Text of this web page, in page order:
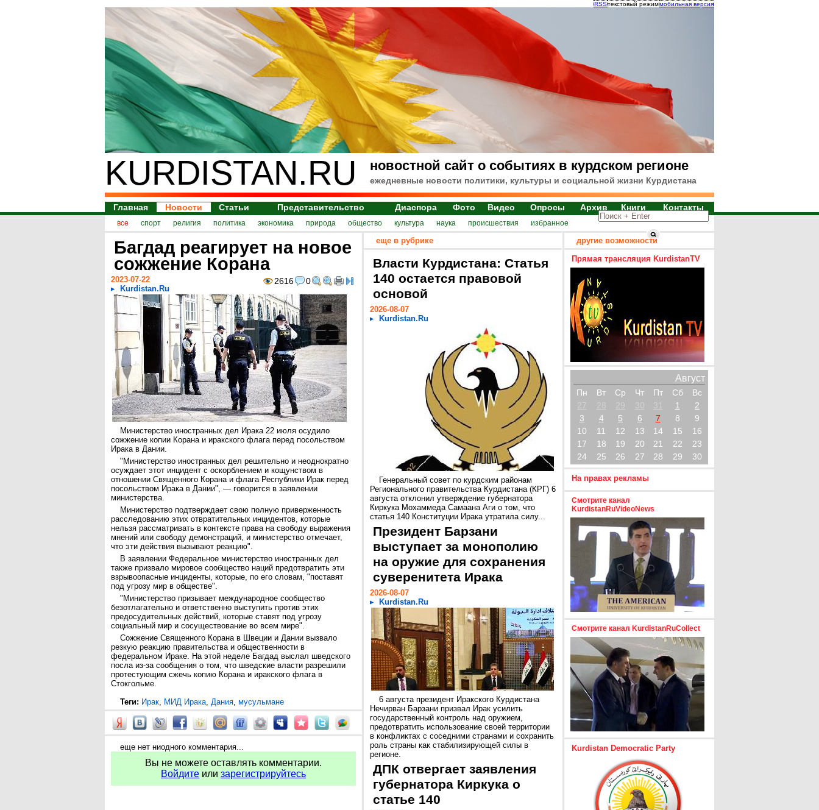
RSSтекстовый режиммобильная версия
KURDISTAN.RU новостной сайт о событиях в курдском регионе
ежедневные новости политики, культуры и социальной жизни Курдистана
Главная Новости Статьи Представительство Диаспора Фото Видео Опросы Архив Книги Контакты
все спорт религия политика экономика природа общество культура наука происшествия избранное
Багдад реагирует на новое
сожжение Корана
2616 0
2023-07-22
Kurdistan.Ru
Министерство иностранных дел Ирака 22 июля осудило
сожжение копии Корана и иракского флага перед посольством
Ирака в Дании.
"Министерство иностранных дел решительно и неоднократно
осуждает этот инцидент с оскорблением и кощунством в
отношении Священного Корана и флага Республики Ирак перед
посольством Ирака в Дании", — говорится в заявлении
министерства.
Министерство подтверждает свою полную приверженность
расследованию этих отвратительных инцидентов, которые
нельзя рассматривать в контексте права на свободу выражения
мнений или свободу демонстраций, и министерство отмечает,
что эти действия вызывают реакцию".
В заявлении Федеральное министерство иностранных дел
также призвало мировое сообщество наций предотвратить эти
взрывоопасные инциденты, которые, по его словам, "поставят
под угрозу мир в обществе".
"Министерство призывает международное сообщество
безотлагательно и ответственно выступить против этих
предосудительных действий, которые ставят под угрозу
социальный мир и сосуществование во всем мире".
Сожжение Священного Корана в Швеции и Дании вызвало
резкую реакцию правительства и общественности в
федеральном Ираке. На этой неделе Багдад выслал шведского
посла из-за сообщения о том, что шведские власти разрешили
протестующим сжечь копию Корана и иракского флага в
Стокгольме.
Теги: Ирак, МИД Ирака, Дания, мусульмане
еще нет ниодного комментария...
Вы не можете оставлять комментарии.
Войдите или зарегистрируйтесь
еще в рубрике
Власти Курдистана: Статья
140 остается правовой
основой
2026-08-07
Kurdistan.Ru
Генеральный совет по курдским районам
Регионального правительства Курдистана (КРГ) 6
августа отклонил утверждение губернатора
Киркука Мохаммеда Самаана Аги о том, что
статья 140 Конституции Ирака утратила силу...
Президент Барзани
выступает за монополию
на оружие для сохранения
суверенитета Ирака
2026-08-07
Kurdistan.Ru
6 августа президент Иракского Курдистана
Нечирван Барзани призвал Ирак усилить
государственный контроль над оружием,
предотвратить использование своей территории
в конфликтах с соседними странами и сохранить
роль страны как стабилизирующей силы в
регионе.
ДПК отвергает заявления
губернатора Киркука о
статье 140
другие возможности
Прямая трансляция KurdistanTV
Август
Пн Вт Ср Чт Пт Сб
Вс
27
28 29 30 31 1
2
3
4 5 6 7 8
9
10
11 12 13 14 15
16
17
18 19 20 21 22
23
24
25 26 27 28 29 30
На правах рекламы
Смотрите канал
KurdistanRuVideoNews
Смотрите канал KurdistanRuCollect
Kurdistan Democratic Party